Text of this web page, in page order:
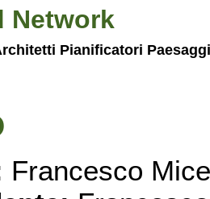
Pianificatori
Francesco